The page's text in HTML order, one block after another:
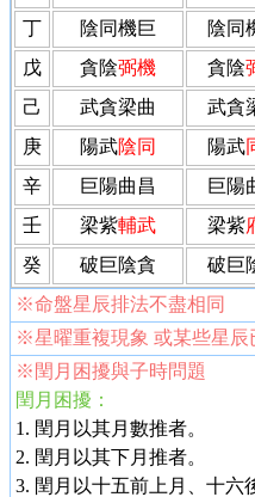
丁
陰同機巨 陰同
戊
貪陰弼機 貪陰
己
武貪梁曲 武貪
庚
陽武陰同 陽武
辛
巨陽曲昌 巨陽
壬
梁紫輔武 梁紫
癸
破巨陰貪 破巨
※命盤星辰排法不盡相同
※星曜重複現象 或某些星辰
※閏月困擾與子時問題
閏月困擾：
1. 閏月以其月數推者。
2. 閏月以其下月推者。
3. 閏月以十五前上月、十六